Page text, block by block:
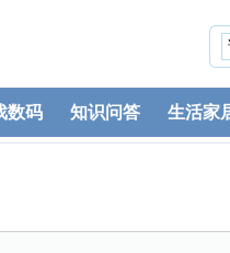
数码 知识问答 生活家